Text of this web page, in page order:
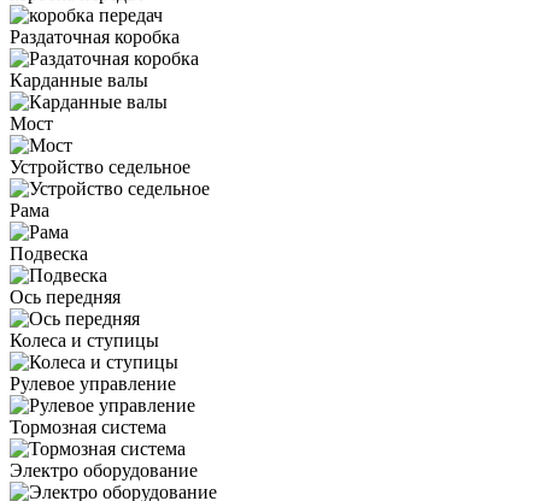
Раздаточная коробка
Карданные валы
Мост
Устройство седельное
Рама
Подвеска
Ось передняя
Колеса и ступицы
Рулевое управление
Тормозная система
Электро оборудование